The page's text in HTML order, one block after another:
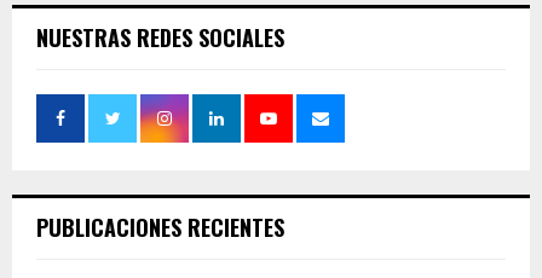
NUESTRAS REDES SOCIALES
PUBLICACIONES RECIENTES